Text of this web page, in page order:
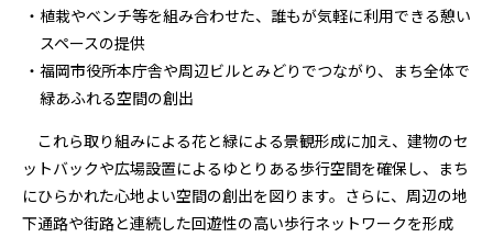
植栽やベンチ等を組み合わせた、誰もが気軽に利用できる憩い
スペースの提供
福岡市役所本庁舎や周辺ビルとみどりでつながり、まち全体で
緑あふれる空間の創出
これら取り組みによる花と緑による景観形成に加え、建物のセ
ットバックや広場設置によるゆとりある歩行空間を確保し、まち
にひらかれた心地よい空間の創出を図ります。さらに、周辺の地
下通路や街路と連続した回遊性の高い歩行ネットワークを形成